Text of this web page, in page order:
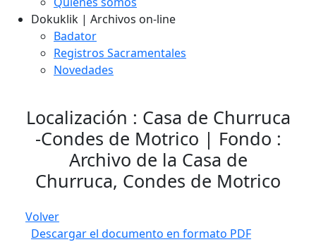
Dokuklik | Archivos on-line
Badator
Registros Sacramentales
Novedades
Localización : Casa de Churruca
-Condes de Motrico | Fondo :
Archivo de la Casa de
Churruca, Condes de Motrico
Volver
Descargar el documento en formato PDF